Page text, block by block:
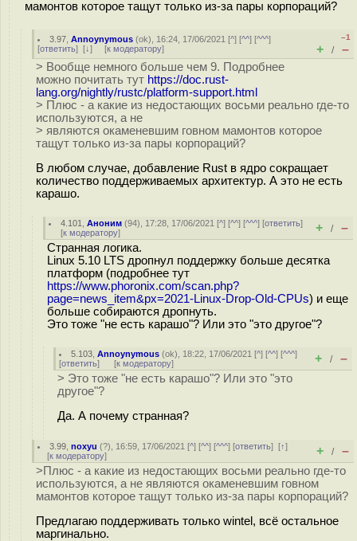
мамонтов которое тащут только из-за пары корпораций?
3.97 ,Annoynymous (ok), 16:24, 17/06/2021 [^] [^^] [^^^]
[ответить] [↓] [к модератору]
–1
+ / –
> Вообще немного больше чем 9. Подробнее
можно почитать тут https://doc.rust-
lang.org/nightly/rustc/platform-support.html
> Плюс - а какие из недостающих восьми реально где-то
используются, а не
> являются окаменевшим говном мамонтов которое
тащут только из-за пары корпораций?
В любом случае, добавление Rust в ядро сокращает
количество поддерживаемых архитектур. А это не есть
карашо.
4.101 ,Аноним (94), 17:28, 17/06/2021 [^] [^^] [^^^] [ответить]
[к модератору] + / –
Странная логика.
Linux 5.10 LTS дропнул поддержку больше десятка
платформ (подробнее тут
https://www.phoronix.com/scan.php?
page=news_item&px=2021-Linux-Drop-Old-CPUs) и еще
больше собираются дропнуть.
Это тоже "не есть карашо"? Или это "это другое"?
5.103 ,Annoynymous (ok), 18:22, 17/06/2021 [^] [^^] [^^^]
[ответить] [к модератору] + / –
> Это тоже "не есть карашо"? Или это "это
другое"?
Да. А почему странная?
3.99 ,noxyu (?), 16:59, 17/06/2021 [^] [^^] [^^^] [ответить][↑]
[к модератору] + / –
>Плюс - а какие из недостающих восьми реально где-то
используются, а не являются окаменевшим говном
мамонтов которое тащут только из-за пары корпораций?
Предлагаю поддерживать только wintel, всё остальное
маргинально.